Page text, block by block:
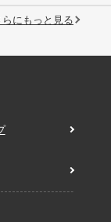
らにもっと見る